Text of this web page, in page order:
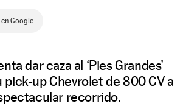
Google
dar caza al ‘Pies Grandes’
pick-up Chevrolet de 800 CV a
recorrido.